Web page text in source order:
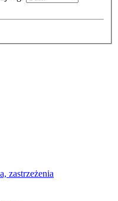
zastrzeżenia